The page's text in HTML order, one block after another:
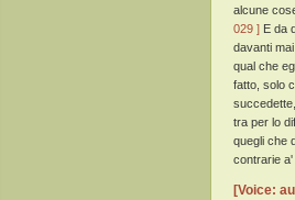
alcune
029 ] E da
davanti
qual che
fatto, solo
tra per lo
quegli che
contrarie a'
[Voice: